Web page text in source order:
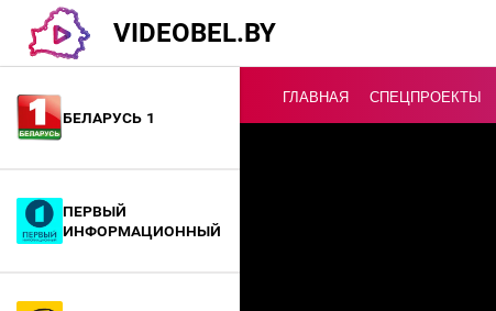
VIDEOBEL.BY
Беларусь 1
Первый
информационный
ГЛАВНАЯ СПЕЦПРОЕКТЫ